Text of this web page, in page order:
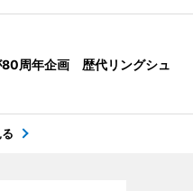
80周年企画 歴代リングシュ